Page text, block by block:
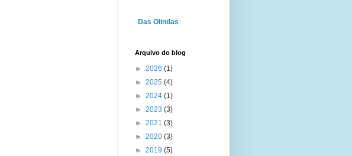
Das Olindas
Arquivo do blog
► 2026 (1)
► 2025 (4)
► 2024 (1)
► 2023 (3)
► 2021 (3)
► 2020 (3)
► 2019 (5)